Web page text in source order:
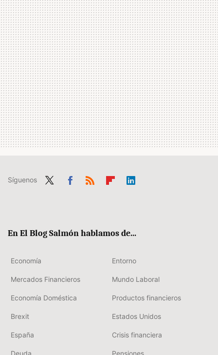
Síguenos
En El Blog Salmón hablamos de...
Economía Entorno
Mercados Financieros Mundo Laboral
Economía Doméstica Productos financieros
Brexit Estados Unidos
España Crisis financiera
Deuda Pensiones